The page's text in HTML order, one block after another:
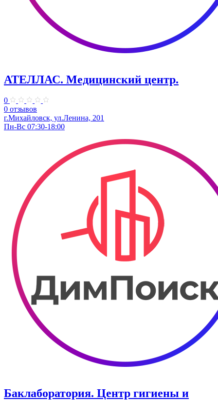
АТЕЛЛАС. Медицинский центр.
0
0 отзывов
г.Михайловск, ул.Ленина, 201
Пн-Вс 07:30-18:00
Баклаборатория. Центр гигиены и